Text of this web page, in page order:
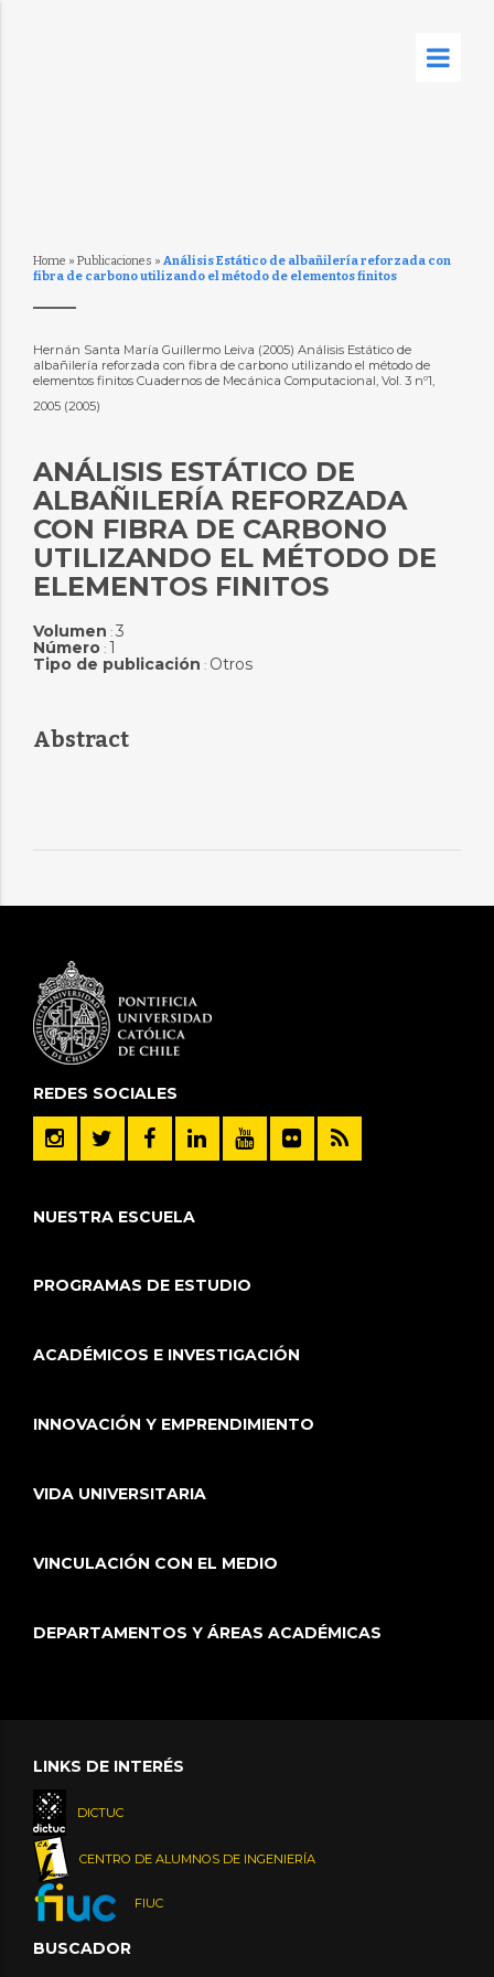
Home » Publicaciones » Análisis Estático de albañilería reforzada con
fibra de carbono utilizando el método de elementos finitos
Hernán Santa María Guillermo Leiva (2005) Análisis Estático de
albañilería reforzada con fibra de carbono utilizando el método de
elementos finitos Cuadernos de Mecánica Computacional, Vol. 3 nº1,
2005 (2005)
ANÁLISIS ESTÁTICO DE
ALBAÑILERÍA REFORZADA
CON FIBRA DE CARBONO
UTILIZANDO EL MÉTODO DE
ELEMENTOS FINITOS
Volumen : 3
Número: 1
Tipo de publicación : Otros
Abstract
REDES SOCIALES
NUESTRA ESCUELA
PROGRAMAS DE ESTUDIO
ACADÉMICOS E INVESTIGACIÓN
INNOVACIÓN Y EMPRENDIMIENTO
VIDA UNIVERSITARIA
VINCULACIÓN CON EL MEDIO
DEPARTAMENTOS Y ÁREAS ACADÉMICAS
LINKS DE INTERÉS
DICTUC
CENTRO DE ALUMNOS DE INGENIERÍA
FIUC
BUSCADOR